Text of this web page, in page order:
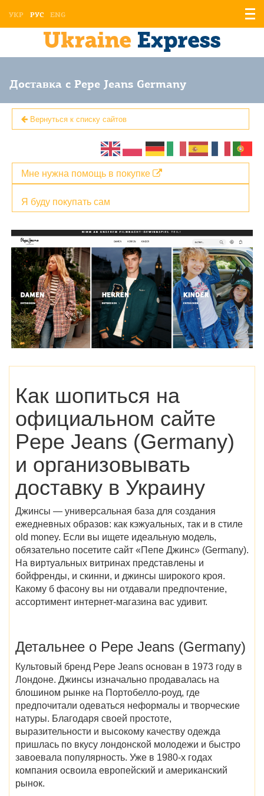
УКР РУС ENG
Доставка с Pepe Jeans Germany
Вернуться к списку сайтов
Я буду покупать сам
Мне нужна помощь в покупке
Как шопиться на
официальном сайте
Pepe Jeans (Germany)
и организовывать
доставку в Украину
Джинсы — универсальная база для создания
ежедневных образов: как кэжуальных, так и в стиле
old money. Если вы ищете идеальную модель,
обязательно посетите сайт «Пепе Джинс» (Germany).
На виртуальных витринах представлены и
бойфренды, и скинни, и джинсы широкого кроя.
Какому б фасону вы ни отдавали предпочтение,
ассортимент интернет-магазина вас удивит.
Детальнее о Pepe Jeans (Germany)
Культовый бренд Pepe Jeans основан в 1973 году в
Лондоне. Джинсы изначально продавалась на
блошином рынке на Портобелло-роуд, где
предпочитали одеваться неформалы и творческие
натуры. Благодаря своей простоте,
выразительности и высокому качеству одежда
пришлась по вкусу лондонской молодежи и быстро
завоевала популярность. Уже в 1980-х годах
компания освоила европейский и американский
рынок.